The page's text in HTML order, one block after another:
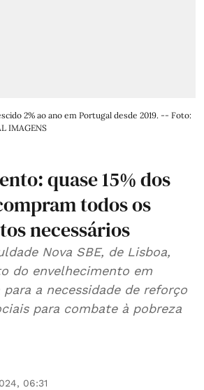
2% ao ano em Portugal desde 2019. -- Foto:
IMAGENS
quase 15% dos
todos os
necessários
Nova SBE, de Lisboa,
do envelhecimento em
a necessidade de reforço
para combate à pobreza
06:31